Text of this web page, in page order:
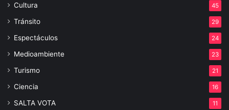
Cultura 45
Tránsito 29
Espectáculos 24
Medioambiente 23
Turismo 21
Ciencia 16
SALTA VOTA 11